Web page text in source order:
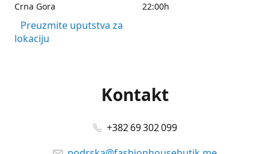
Crna Gora
Preuzmite uputstva za
lokaciju
22:00h
Kontakt
+382 69 302 099